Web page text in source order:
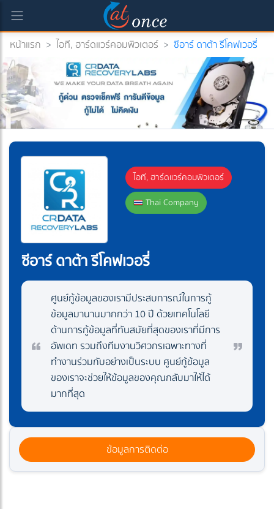
หน้าแรก > ไอที, ฮาร์ดแวร์คอมพิวเตอร์ > ซีอาร์ ดาต้า รีโคฟเวอรี่
ไอที, ฮาร์ดแวร์คอมพิวเตอร์
Thai Company
ซีอาร์ ดาต้า รีโคฟเวอรี่
ศูนย์กู้ข้อมูลของเรามีประสบการณ์ในการกู้
ข้อมูลมานานมากกว่า 10 ปี ด้วยเทคโนโลยี
ด้านการกู้ข้อมูลที่ทันสมัยที่สุดของเราที่มีการ
อัพเดท รวมถึงทีมงานวิศวกรเฉพาะทางที่
ทำงานร่วมกับอย่างเป็นระบบ ศูนย์กู้ข้อมูล
ของเราจะช่วยให้ข้อมูลของคุณกลับมาให้ได้
มากที่สุด
ข้อมูลการติดต่อ